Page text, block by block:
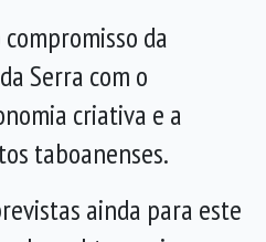
da
Serra com o
criativa e a
taboanenses.
ainda para este